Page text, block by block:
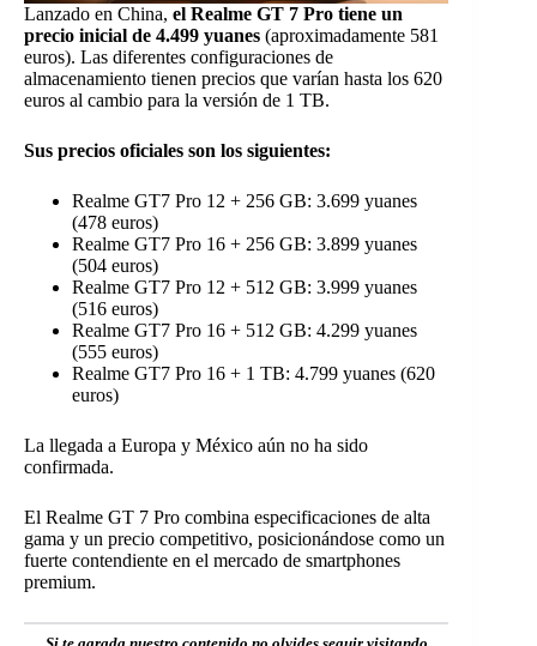
Lanzado en China, el Realme GT 7 Pro tiene un
precio inicial de 4.499 yuanes (aproximadamente 581
euros). Las diferentes configuraciones de
almacenamiento tienen precios que varían hasta los 620
euros al cambio para la versión de 1 TB.
Sus precios oficiales son los siguientes:
Realme GT7 Pro 12 + 256 GB: 3.699 yuanes
(478 euros)
Realme GT7 Pro 16 + 256 GB: 3.899 yuanes
(504 euros)
Realme GT7 Pro 12 + 512 GB: 3.999 yuanes
(516 euros)
Realme GT7 Pro 16 + 512 GB: 4.299 yuanes
(555 euros)
Realme GT7 Pro 16 + 1 TB: 4.799 yuanes (620
euros)
La llegada a Europa y México aún no ha sido
confirmada.
El Realme GT 7 Pro combina especificaciones de alta
gama y un precio competitivo, posicionándose como un
fuerte contendiente en el mercado de smartphones
premium.